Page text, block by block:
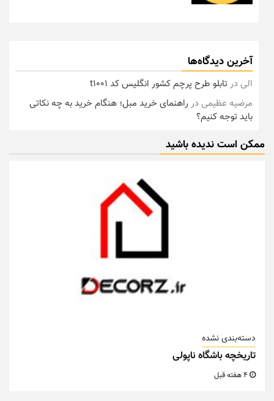
آخرین دیدگاه‌ها
الیدرتابلو طرح پرچم کشور انگلیس کد t1001
مرضیه عظیمیدر راهنمای خرید مبل؛ هنگام خرید به چه نکاتی
باید توجه کنیم؟
ممکن است ندیده باشید
دسته‌بندی نشده
تاریخچه باشگاه ناپولی